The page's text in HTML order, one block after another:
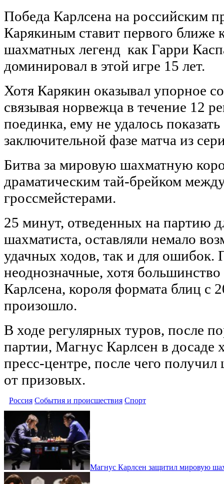
Победа Карлсена на российским
Карякиным ставит первого ближе
шахматных легенд как Гарри
доминировал в этой игре 15 лет.
Хотя Карякин оказывал упорное
связывая норвежца в течение 12
поединка, ему не удалось показать
заключительной фазе матча из
Битва за мировую шахматную
драматическим тай-брейком
гроссмейстерами.
25 минут, отведенных на партию
шахматиста, оставляли немало
удачных ходов, так и для ошибок.
неоднозначные, хотя большинство
Карлсена, короля формата блиц с
произошло.
В ходе регулярных туров, после
партии, Магнус Карлсен в досаде
пресс-центре, после чего
от призовых.
Россия События и происшествия Спорт
Магнус Карлсен защитил мировую